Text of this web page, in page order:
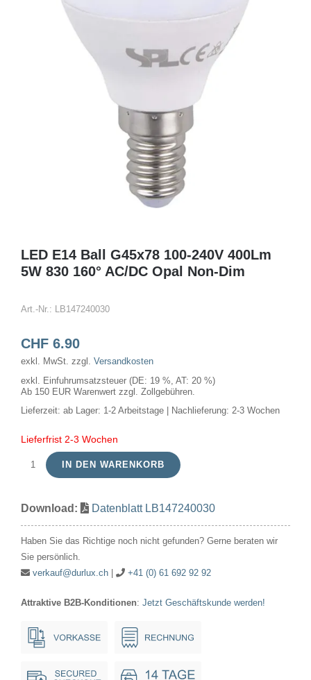
LED E14 Ball G45x78 100-240V 400Lm
5W 830 160° AC/DC Opal Non-Dim
Art.-Nr.: LB147240030
CHF6.90
exkl. MwSt. zzgl. Versandkosten
exkl. Einfuhrumsatzsteuer (DE: 19 %, AT: 20 %)
Ab 150 EUR Warenwert zzgl. Zollgebühren.
Lieferzeit: ab Lager: 1-2 Arbeitstage | Nachlieferung: 2-3 Wochen
Lieferfrist 2-3 Wochen
LED
Ball
240V
5W
830
160°
IN DEN WARENKORB
Download: Datenblatt LB147240030
Haben Sie das Richtige noch nicht gefunden? Gerne beraten wir
Sie persönlich.
verkauf@durlux.ch| +41 (0) 61 692 92 92
Attraktive B2B-Konditionen: Jetzt Geschäftskunde werden!